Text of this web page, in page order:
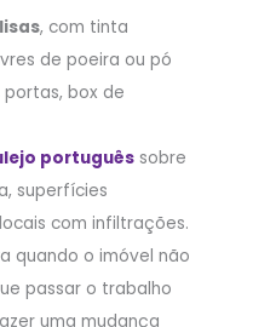
, com tinta
de poeira ou pó
portas, box de
portuguêssobre
superfícies
com infiltrações.
quando o imóvel não
passar o trabalho
uma mudança